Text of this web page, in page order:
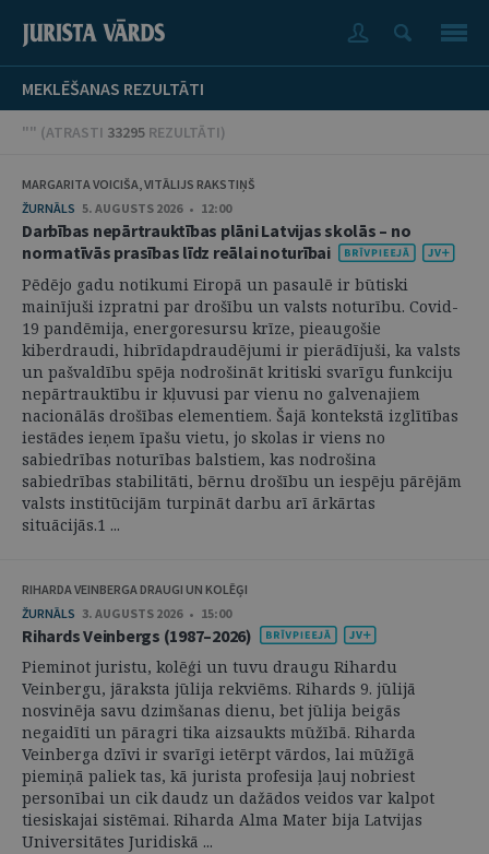
MEKLĒŠANAS REZULTĀTI
"" (ATRASTI 33295 REZULTĀTI)
MARGARITA VOICIŠA, VITĀLIJS RAKSTIŅŠ
ŽURNĀLS 5. AUGUSTS 2026 • 12:00
Darbības nepārtrauktības plāni Latvijas skolās – no
normatīvās prasības līdz reālai noturībai
Pēdējo gadu notikumi Eiropā un pasaulē ir būtiski
mainījuši izpratni par drošību un valsts noturību. Covid-
19 pandēmija, energoresursu krīze, pieaugošie
kiberdraudi, hibrīdapdraudējumi ir pierādījuši, ka valsts
un pašvaldību spēja nodrošināt kritiski svarīgu funkciju
nepārtrauktību ir kļuvusi par vienu no galvenajiem
nacionālās drošības elementiem. Šajā kontekstā izglītības
iestādes ieņem īpašu vietu, jo skolas ir viens no
sabiedrības noturības balstiem, kas nodrošina
sabiedrības stabilitāti, bērnu drošību un iespēju pārējām
valsts institūcijām turpināt darbu arī ārkārtas
situācijās.1 ...
RIHARDA VEINBERGA DRAUGI UN KOLĒĢI
ŽURNĀLS 3. AUGUSTS 2026 • 15:00
Rihards Veinbergs (1987–2026)
Pieminot juristu, kolēģi un tuvu draugu Rihardu
Veinbergu, jāraksta jūlija rekviēms. Rihards 9. jūlijā
nosvinēja savu dzimšanas dienu, bet jūlija beigās
negaidīti un pāragri tika aizsaukts mūžībā. Riharda
Veinberga dzīvi ir svarīgi ietērpt vārdos, lai mūžīgā
piemiņā paliek tas, kā jurista profesija ļauj nobriest
personībai un cik daudz un dažādos veidos var kalpot
tiesiskajai sistēmai. Riharda Alma Mater bija Latvijas
Universitātes Juridiskā ...